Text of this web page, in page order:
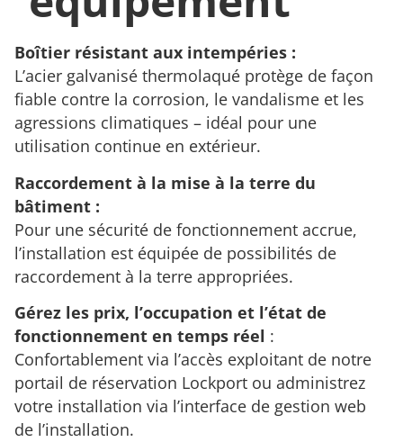
Boîtier résistant aux intempéries :
L’acier galvanisé thermolaqué protège de façon
fiable contre la corrosion, le vandalisme et les
agressions climatiques – idéal pour une
utilisation continue en extérieur.
Raccordement à la mise à la terre du
bâtiment :
Pour une sécurité de fonctionnement accrue,
l’installation est équipée de possibilités de
raccordement à la terre appropriées.
Gérez les prix, l’occupation et l’état de
fonctionnement en temps réel :
Confortablement via l’accès exploitant de notre
portail de réservation Lockport ou administrez
votre installation via l’interface de gestion web
de l’installation.